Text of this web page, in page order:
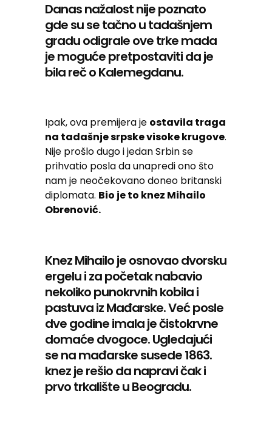
Danas nažalost nije poznato
gde su se tačno u tadašnjem
gradu odigrale ove trke mada
je moguće pretpostaviti da je
bila reč o Kalemegdanu.
Ipak, ova premijera je ostavila traga
na tadašnje srpske visoke krugove.
Nije prošlo dugo i jedan Srbin se
prihvatio posla da unapredi ono što
nam je neočekovano doneo britanski
diplomata. Bio je to knez Mihailo
Obrenović.
Knez Mihailo je osnovao dvorsku
ergelu i za početak nabavio
nekoliko punokrvnih kobila i
pastuva iz Mađarske. Već posle
dve godine imala je čistokrvne
domaće dvogoce. Ugledajući
se na mađarske susede 1863.
knez je rešio da napravi čak i
prvo trkalište u Beogradu.